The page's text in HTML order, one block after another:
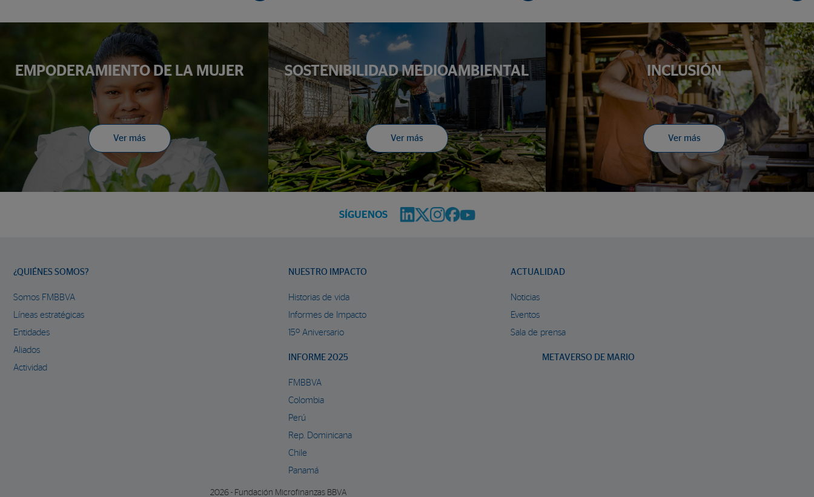
EMPODERAMIENTO DE LA MUJER
Ver más
SOSTENIBILIDAD MEDIOAMBIENTAL
Ver más
INCLUSIÓN
Ver más
SÍGUENOS
¿QUIÉNES SOMOS?
Somos FMBBVA
Líneas estratégicas
Entidades
Aliados
Actividad
NUESTRO IMPACTO
Historias de vida
Informes de Impacto
15º Aniversario
ACTUALIDAD
Noticias
Eventos
Sala de prensa
INFORME 2025
FMBBVA
Colombia
Perú
Rep. Dominicana
Chile
Panamá
METAVERSO DE MARIO
2026 - Fundación Microfinanzas BBVA